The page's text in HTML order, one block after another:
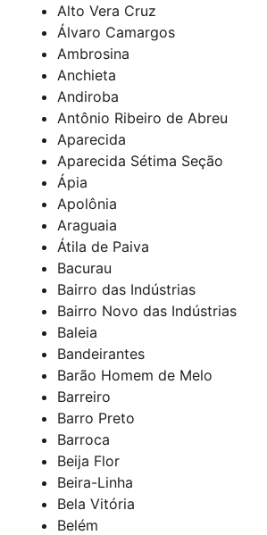
Alto Vera Cruz
Álvaro Camargos
Ambrosina
Anchieta
Andiroba
Antônio Ribeiro de Abreu
Aparecida
Aparecida Sétima Seção
Ápia
Apolônia
Araguaia
Átila de Paiva
Bacurau
Bairro das Indústrias
Bairro Novo das Indústrias
Baleia
Bandeirantes
Barão Homem de Melo
Barreiro
Barro Preto
Barroca
Beija Flor
Beira-Linha
Bela Vitória
Belém